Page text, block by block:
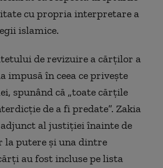
cu propria interpretare a
islamice.
de revizuire a cărţilor a
în ceea ce priveşte
spunând că „toate cărţile
de a fi predate”. Zakia
al justiţiei înainte de
la putere şi una dintre
au fost incluse pe lista